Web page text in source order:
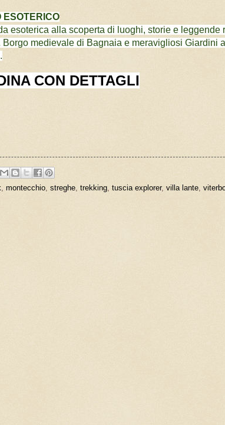
ESOTERICO
esoterica alla scoperta di luoghi, storie e leggende
Borgo medievale di Bagnaia e meravigliosi Giardini
CON DETTAGLI
, montecchio, streghe, trekking, tuscia explorer, villa lante,